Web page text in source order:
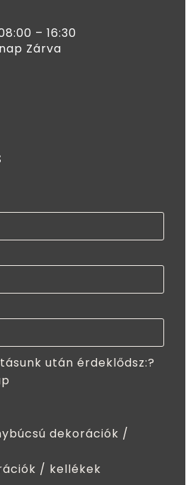
– 16:30
Zárva
után érdeklődsz:?
dekorációk /
/ kellékek